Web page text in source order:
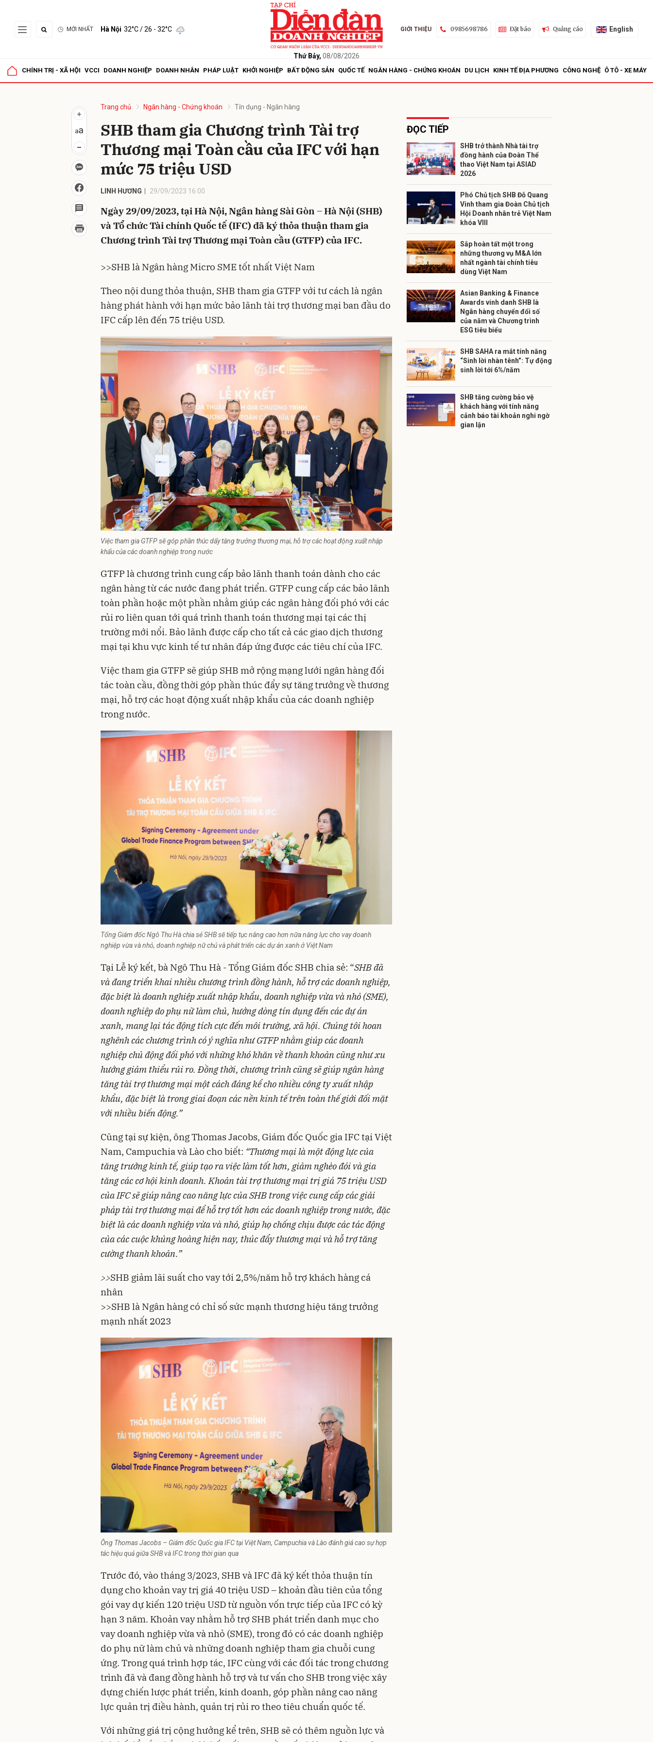
MỚI NHẤT Hà Nội 32°C/ 26 - 32°C
Thứ Bảy, 08/08/2026
GIỚI THIỆU 0985698786 Đặt báo Quảng cáo English
CHÍNH TRỊ - XÃ HỘI VCCI DOANH NGHIỆP DOANH NHÂN PHÁP LUẬT KHỞI NGHIỆP BẤT ĐỘNG SẢN QUỐC TẾ NGÂN HÀNG - CHỨNG KHOÁN DU LỊCH KINH TẾ ĐỊA PHƯƠNG CÔNG NGHỆ Ô TÔ - XE MÁY
Trang chủ Ngân hàng - Chứng khoán Tín dụng - Ngân hàng
SHB tham gia Chương trình Tài trợ
Thương mại Toàn cầu của IFC với hạn
mức 75 triệu USD
LINH HƯƠNG 29/09/2023 16:00
Ngày 29/09/2023, tại Hà Nội, Ngân hàng Sài Gòn – Hà Nội (SHB)
và Tổ chức Tài chính Quốc tế (IFC) đã ký thỏa thuận tham gia
Chương trình Tài trợ Thương mại Toàn cầu (GTFP) của IFC.
>>SHB là Ngân hàng Micro SME tốt nhất Việt Nam
Theo nội dung thỏa thuận, SHB tham gia GTFP với tư cách là ngân
hàng phát hành với hạn mức bảo lãnh tài trợ thương mại ban đầu do
IFC cấp lên đến 75 triệu USD.
Việc tham gia GTFP sẽ góp phần thúc dẩy tăng trưởng thương mại, hỗ trợ các hoạt động xuất nhập
khẩu của các doanh nghiệp trong nước
GTFP là chương trình cung cấp bảo lãnh thanh toán dành cho các
ngân hàng từ các nước đang phát triển. GTFP cung cấp các bảo lãnh
toàn phần hoặc một phần nhằm giúp các ngân hàng đối phó với các
rủi ro liên quan tới quá trình thanh toán thương mại tại các thị
trường mới nổi. Bảo lãnh được cấp cho tất cả các giao dịch thương
mại tại khu vực kinh tế tư nhân đáp ứng được các tiêu chí của IFC.
Việc tham gia GTFP sẽ giúp SHB mở rộng mạng lưới ngân hàng đối
tác toàn cầu, đồng thời góp phần thúc đẩy sự tăng trưởng về thương
mại, hỗ trợ các hoạt động xuất nhập khẩu của các doanh nghiệp
trong nước.
Tổng Giám đốc Ngô Thu Hà chia sẻ SHB sẽ tiếp tục nâng cao hơn nữa năng lực cho vay doanh
nghiệp vừa và nhỏ, doanh nghiệp nữ chủ và phát triển các dự án xanh ở Việt Nam
Tại Lễ ký kết, bà Ngô Thu Hà - Tổng Giám đốc SHB chia sẻ: “SHB đã
và đang triển khai nhiều chương trình đồng hành, hỗ trợ các doanh nghiệp,
đặc biệt là doanh nghiệp xuất nhập khẩu, doanh nghiệp vừa và nhỏ (SME),
doanh nghiệp do phụnữ làm chủ, hướng dòng tín dụng đến các dự án
xanh, mang lại tác động tích cực đến môi trường, xã hội. Chúng tôi hoan
nghênh các chương trình có ý nghĩa như GTFP nhằm giúp các doanh
nghiệp chủ động đối phó với những khó khăn về thanh khoản cũng như xu
hướng giảm thiểu rủi ro. Đồng thời, chương trình cũng sẽ giúp ngân hàng
tăng tài trợ thương mại một cách đáng kể cho nhiều công ty xuất nhập
khẩu, đặc biệt là trong giai đoạncác nền kinh tế trên toàn thế giới đối mặt
với nhiều biến động.”
Cũng tại sự kiện, ông Thomas Jacobs, Giám đốc Quốc gia IFC tại Việt
Nam, Campuchia và Lào cho biết: “Thương mại là một động lực của
tăng trưởng kinh tế, giúp tạo ra việc làm tốt hơn, giảm nghèo đói và gia
tăng các cơ hội kinh doanh. Khoản tài trợ thương mại trị giá 75 triệu USD
của IFC sẽ giúp nâng cao năng lực của SHB trong việc cung cấp các giải
pháp tài trợ thương mại để hỗ trợ tốt hơn các doanh nghiệp trong nước, đặc
biệt là các doanh nghiệp vừa và nhỏ, giúp họ chống chịu được các tác động
của các cuộc khủng hoảng hiện nay, thúc đẩy thương mại và hỗ trợ tăng
cường thanh khoản.”
>>SHB giảm lãi suất cho vay tới 2,5%/năm hỗ trợ khách hàng cá
nhân
>>SHB là Ngân hàng có chỉ số sức mạnh thương hiệu tăng trưởng
mạnh nhất 2023
Ông Thomas Jacobs – Giám đốc Quốc gia IFC tại Việt Nam, Campuchia và Lào đánh giá cao sự hợp
tác hiệu quả giữa SHB và IFC trong thời gian qua
Trước đó, vào tháng 3/2023, SHB và IFC đã ký kết thỏa thuận tín
dụng cho khoản vay trị giá 40 triệu USD – khoản đầu tiên của tổng
gói vay dự kiến 120 triệu USD từ nguồn vốn trực tiếp của IFC có kỳ
hạn 3 năm. Khoản vay nhằm hỗ trợ SHB phát triển danh mục cho
vay doanh nghiệp vừa và nhỏ (SME), trong đó có các doanh nghiệp
do phụ nữ làm chủ và những doanh nghiệp tham gia chuỗi cung
ứng. Trong quá trình hợp tác, IFC cùng với các đối tác trong chương
trình đã và đang đồng hành hỗ trợ và tư vấn cho SHB trong việc xây
dựng chiến lược phát triển, kinh doanh, góp phần nâng cao năng
lực quản trị điều hành, quản trị rủi ro theo tiêu chuẩn quốc tế.
Với những giá trị cộng hưởng kể trên, SHB sẽ có thêm nguồn lực và
ĐỌC TIẾP
SHB trở thành Nhà tài trợ
đồng hành của Đoàn Thể
thao Việt Nam tại ASIAD
2026
Phó Chủ tịch SHB Đỗ Quang
Vinh tham gia Đoàn Chủ tịch
Hội Doanh nhân trẻ Việt Nam
khóa VIII
Sắp hoàn tất một trong
những thương vụ M&A lớn
nhất ngành tài chính tiêu
dùng Việt Nam
Asian Banking & Finance
Awards vinh danh SHB là
Ngân hàng chuyển đổi số
của năm và Chương trình
ESG tiêu biểu
SHB SAHA ra mắt tính năng
“Sinh lời nhàn tênh”: Tự động
sinh lời tới 6%/năm
SHB tăng cường bảo vệ
khách hàng với tính năng
cảnh báo tài khoản nghi ngờ
gian lận
Gửi